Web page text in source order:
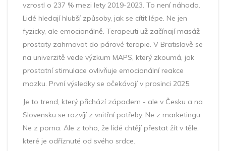
vzrostl o 237 % mezi lety 2019-2023. To není náhoda.
Lidé hledají hlubší způsoby, jak se cítit lépe. Ne jen
fyzicky, ale emocionálně. Terapeuti už začínají masáž
prostaty zahrnovat do párové terapie. V Bratislavě se
na univerzitě vede výzkum MAPS, který zkoumá, jak
prostatní stimulace ovlivňuje emocionální reakce
mozku. První výsledky se očekávají v prosinci 2025.
Je to trend, který přichází západem - ale v Česku a na
Slovensku se rozvíjí z vnitřní potřeby. Ne z marketingu.
Ne z porna. Ale z toho, že lidé chtějí přestat žít v těle,
které je odříznuté od svého srdce.